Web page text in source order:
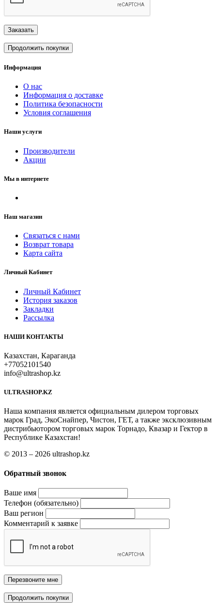
Заказать
Продолжить покупки
Информация
О нас
Информация о доставке
Политика безопасности
Условия соглашения
Наши услуги
Производители
Акции
Мы в интернете
Наш магазин
Связаться с нами
Возврат товара
Карта сайта
Личный Кабинет
Личный Кабинет
История заказов
Закладки
Рассылка
НАШИ КОНТАКТЫ
Казахстан, Караганда
+77052101540
info@ultrashop.kz
ULTRASHOP.KZ
Наша компания является официальным дилером торговых
марок Град, ЭкоСнайпер, Чистон, ГЕТ, а также эксклюзивным
дистрибьютором торговых марок Торнадо, Квазар и Гектор в
Республике Казахстан!
© 2013 – 2026 ultrashop.kz
Обратный звонок
Ваше имя
Телефон (обязательно)
Ваш регион
Комментарий к заявке
Перезвоните мне
Продолжить покупки